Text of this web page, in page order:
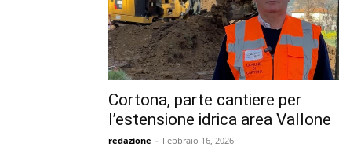
Cortona, parte cantiere per
l’estensione idrica area Vallone
redazione - Febbraio 16, 2026